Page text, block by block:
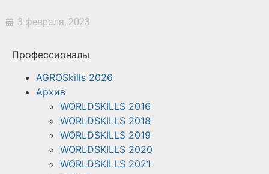
3 февраля, 2023
Профессионалы
AGROSkills 2026
Архив
WORLDSKILLS 2016
WORLDSKILLS 2018
WORLDSKILLS 2019
WORLDSKILLS 2020
WORLDSKILLS 2021